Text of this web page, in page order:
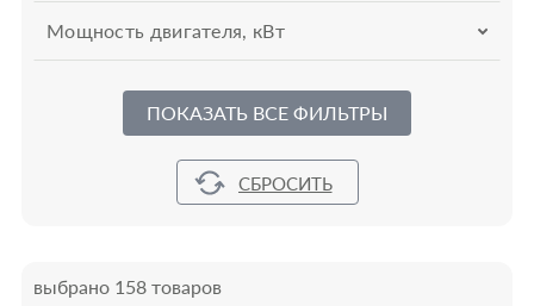
Мощность двигателя, кВт
ПОКАЗАТЬ ВСЕ ФИЛЬТРЫ
выбрано 158 товаров